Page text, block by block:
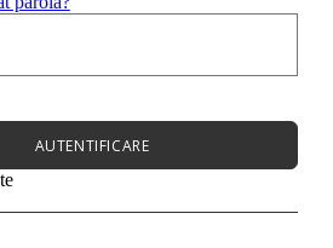
AUTENTIFICARE